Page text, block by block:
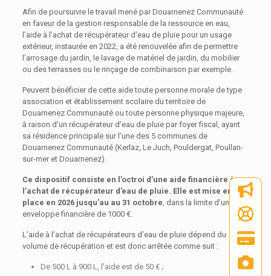
Afin de poursuivre le travail mené par Douarnenez Communauté
en faveur de la gestion responsable de la ressource en eau,
l’aide à l’achat de récupérateur d’eau de pluie pour un usage
extérieur, instaurée en 2022, a été renouvelée afin de permettre
l’arrosage du jardin, le lavage de matériel de jardin, du mobilier
ou des terrasses ou le rinçage de combinaison par exemple.
Peuvent bénéficier de cette aide toute personne morale de type
association et établissement scolaire du territoire de
Douarnenez Communauté ou toute personne physique majeure,
à raison d’un récupérateur d’eau de pluie par foyer fiscal, ayant
sa résidence principale sur l’une des 5 communes de
Douarnenez Communauté (Kerlaz, Le Juch, Pouldergat, Poullan-
sur-mer et Douarnenez).
Ce dispositif consiste en l’octroi d’une aide financière à
l’achat de récupérateur d’eau de pluie. Elle est mise en
place en 2026 jusqu’au au 31 octobre, dans la limite d’une
enveloppe financière de 1000 €.
L’aide à l’achat de récupérateurs d’eau de pluie dépend du
volume de récupération et est donc arrêtée comme suit :
De 500 L à 900 L, l’aide est de 50 € ;